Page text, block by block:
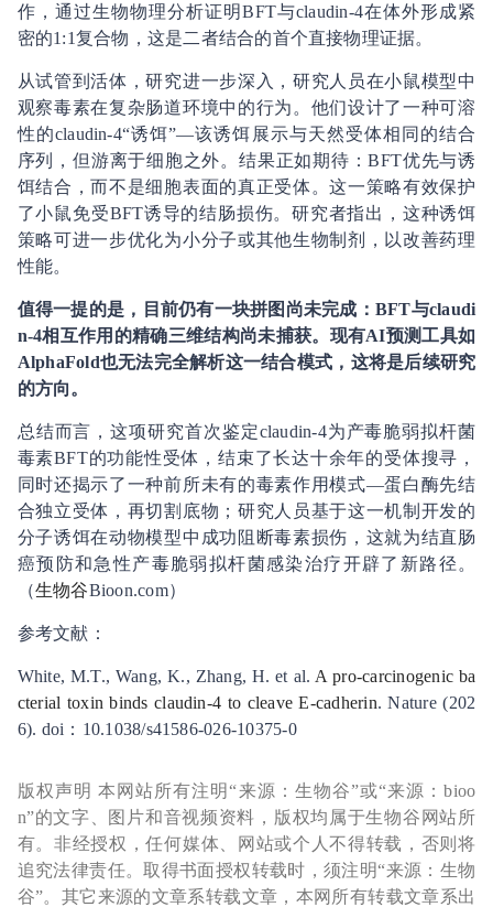
作，通过生物物理分析证明BFT与claudin-4在体外形成紧
密的1:1复合物，这是二者结合的首个直接物理证据。
从试管到活体，研究进一步深入，研究人员在小鼠模型中
观察毒素在复杂肠道环境中的行为。他们设计了一种可溶
性的claudin-4“诱饵”—该诱饵展示与天然受体相同的结合
序列，但游离于细胞之外。结果正如期待：BFT优先与诱
饵结合，而不是细胞表面的真正受体。这一策略有效保护
了小鼠免受BFT诱导的结肠损伤。研究者指出，这种诱饵
策略可进一步优化为小分子或其他生物制剂，以改善药理
性能。
值得一提的是，目前仍有一块拼图尚未完成：BFT与claudi
n-4相互作用的精确三维结构尚未捕获。现有AI预测工具如
AlphaFold也无法完全解析这一结合模式，这将是后续研究
的方向。
总结而言，这项研究首次鉴定claudin-4为产毒脆弱拟杆菌
毒素BFT的功能性受体，结束了长达十余年的受体搜寻，
同时还揭示了一种前所未有的毒素作用模式—蛋白酶先结
合独立受体，再切割底物；研究人员基于这一机制开发的
分子诱饵在动物模型中成功阻断毒素损伤，这就为结直肠
癌预防和急性产毒脆弱拟杆菌感染治疗开辟了新路径。
（生物谷Bioon.com）
参考文献：
White, M.T., Wang, K., Zhang, H. et al. A pro-carcinogenic ba
cterial toxin binds claudin-4 to cleave E-cadherin. Nature (202
6). doi：10.1038/s41586-026-10375-0
版权声明 本网站所有注明“来源：生物谷”或“来源：bioo
n”的文字、图片和音视频资料，版权均属于生物谷网站所
有。非经授权，任何媒体、网站或个人不得转载，否则将
追究法律责任。取得书面授权转载时，须注明“来源：生物
谷”。其它来源的文章系转载文章，本网所有转载文章系出